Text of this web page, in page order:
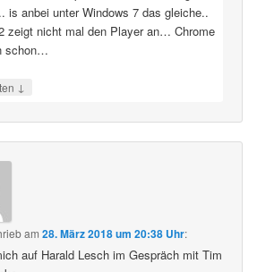
is anbei unter Windows 7 das gleiche..
zeigt nicht mal den Player an… Chrome
schon…
↓
am28. März 2018 um 20:38 Uhr:
auf Harald Lesch im Gespräch mit Tim